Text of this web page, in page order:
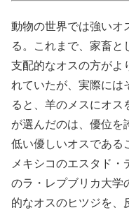
動物の世界では強いオ
る。これまで、家畜と
支配的なオスの方がよ
れていたが、実際には
ると、羊のメスにオス
が選んだのは、優位を
低い優しいオスである
メキシコのエスタド・
のラ・レプブリカ大学
的なオスのヒツジを、